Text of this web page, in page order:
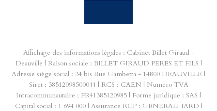
Affichage des informations légales : Cabinet Billet Giraud -
Deauville | Raison sociale : BILLET GIRAUD PERES ET FILS |
Adresse siège social : 34 bis Rue Gambetta - 14800 DEAUVILLE |
Siret : 38512098500044 | RCS : CAEN | Numero TVA
Intracommunautaire : FR41385120985 | Forme juridique : SAS |
Capital social : 1 694 000 | Assurance RCP : GENERALI IARD |